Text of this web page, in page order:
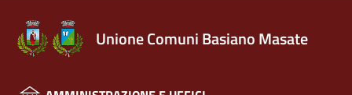
Unione Comuni Basiano Masate